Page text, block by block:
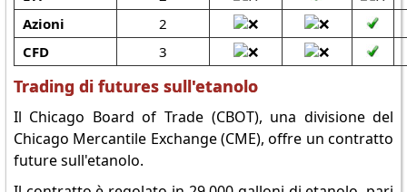
Azioni
2
CFD
3
Trading di futures sull'etanolo
Il Chicago Board of Trade (CBOT), una divisione del
Chicago Mercantile Exchange (CME), offre un contratto
future sull'etanolo.